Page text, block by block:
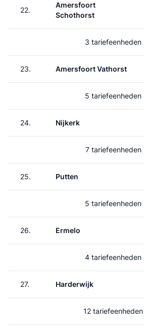
22.
Amersfoort
Schothorst
3 tariefeenheden
23. Amersfoort Vathorst
5 tariefeenheden
24. Nijkerk
7 tariefeenheden
25. Putten
5 tariefeenheden
26. Ermelo
4 tariefeenheden
27. Harderwijk
12 tariefeenheden